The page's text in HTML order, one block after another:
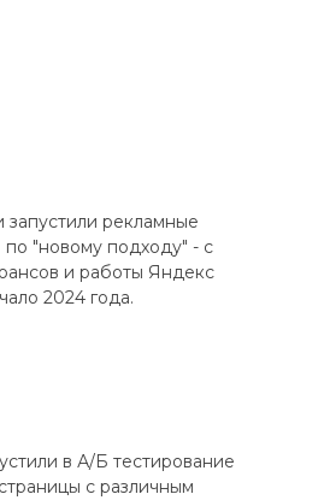
запустили рекламные
"новому подходу" - с
и работы Яндекс
2024 года.
в А/Б тестирование
с различным